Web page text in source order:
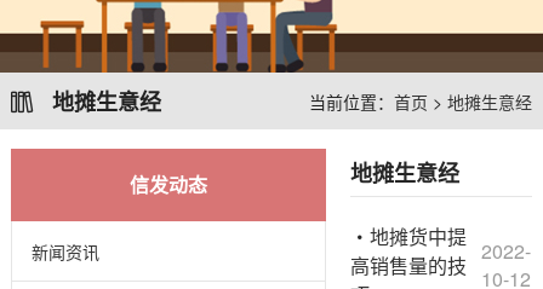
地摊生意经 当前位置：首页 >地摊生意经
信发动态
新闻资讯
地摊生意经
地摊货中提
高销售量的技
2022-
10-12